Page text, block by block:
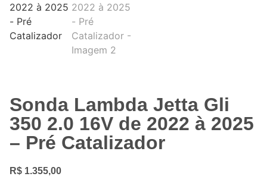
Sonda Lambda Jetta Gli
350 2.0 16V de 2022 à 2025
– Pré Catalizador
R$ 1.355,00